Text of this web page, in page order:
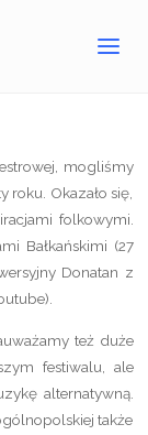
stanie się trendem
mogliśmy
Okazało się,
folkowymi.
Bałkańskimi (27
Donatan z
też duże
festiwalu, ale
alternatywną.
także